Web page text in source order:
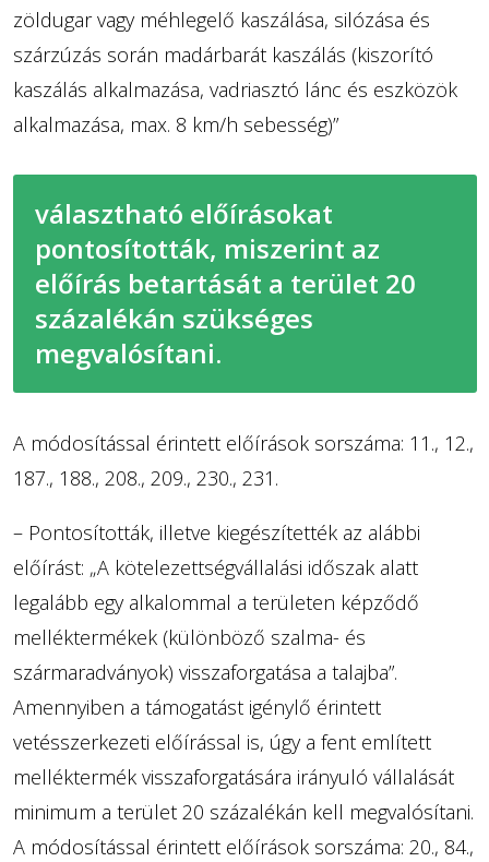
zöldugar vagy méhlegelő kaszálása, silózása és
szárzúzás során madárbarát kaszálás (kiszorító
kaszálás alkalmazása, vadriasztó lánc és eszközök
alkalmazása, max. 8 km/h sebesség)”
választható előírásokat
pontosították, miszerint az
előírás betartását a terület 20
százalékán szükséges
megvalósítani.
A módosítással érintett előírások sorszáma: 11., 12.,
187., 188., 208., 209., 230., 231.
– Pontosították, illetve kiegészítették az alábbi
előírást: „A kötelezettségvállalási időszak alatt
legalább egy alkalommal a területen képződő
melléktermékek (különböző szalma- és
szármaradványok) visszaforgatása a talajba”.
Amennyiben a támogatást igénylő érintett
vetésszerkezeti előírással is, úgy a fent említett
melléktermék visszaforgatására irányuló vállalását
minimum a terület 20 százalékán kell megvalósítani.
A módosítással érintett előírások sorszáma: 20., 84.,